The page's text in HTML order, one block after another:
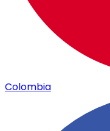
Colombia